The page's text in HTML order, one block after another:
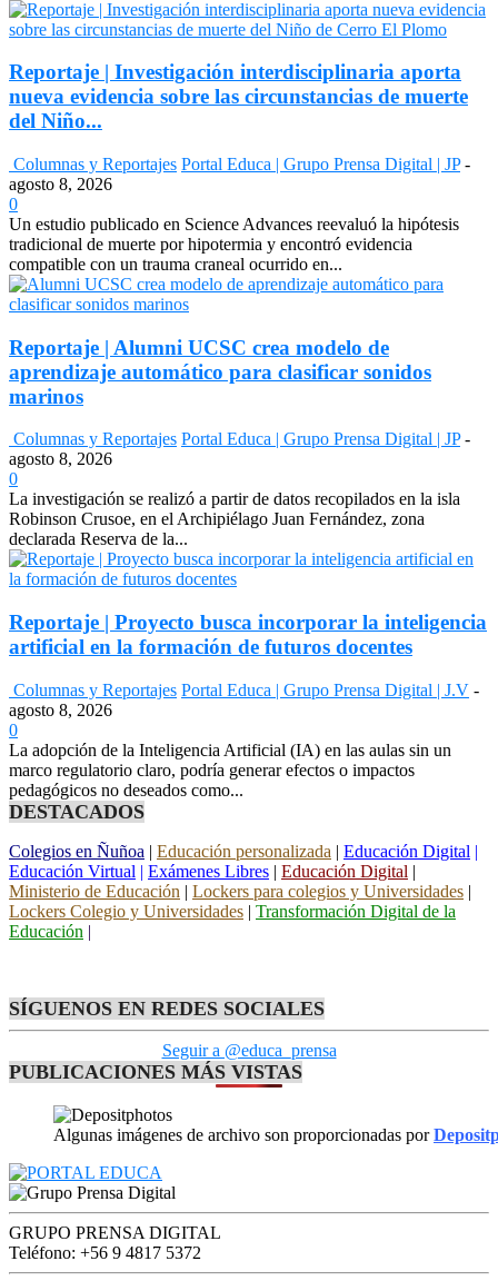
Reportaje | Investigación interdisciplinaria aporta
nueva evidencia sobre las circunstancias de muerte
del Niño...
Columnas y Reportajes Portal Educa | Grupo Prensa Digital | JP -
agosto 8, 2026
0
Un estudio publicado en Science Advances reevaluó la hipótesis
tradicional de muerte por hipotermia y encontró evidencia
compatible con un trauma craneal ocurrido en...
Reportaje | Alumni UCSC crea modelo de
aprendizaje automático para clasificar sonidos
marinos
Columnas y Reportajes Portal Educa | Grupo Prensa Digital | JP -
agosto 8, 2026
0
La investigación se realizó a partir de datos recopilados en la isla
Robinson Crusoe, en el Archipiélago Juan Fernández, zona
declarada Reserva de la...
Reportaje | Proyecto busca incorporar la inteligencia
artificial en la formación de futuros docentes
Columnas y Reportajes Portal Educa | Grupo Prensa Digital | J.V -
agosto 8, 2026
0
La adopción de la Inteligencia Artificial (IA) en las aulas sin un
marco regulatorio claro, podría generar efectos o impactos
pedagógicos no deseados como...
DESTACADOS
Colegios en Ñuñoa | Educación personalizada | Educación Digital |
Educación Virtual | Exámenes Libres | Educación Digital |
Ministerio de Educación | Lockers para colegios y Universidades |
Lockers Colegio y Universidades | Transformación Digital de la
Educación |
SÍGUENOS EN REDES SOCIALES
Seguir a @educa_prensa
PUBLICACIONES MÁS VISTAS
Algunas imágenes de archivo son proporcionadas por
GRUPO PRENSA DIGITAL
Teléfono: +56 9 4817 5372